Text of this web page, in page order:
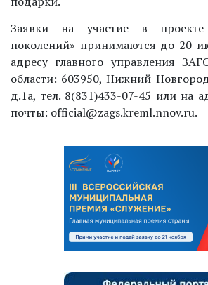
Заявки на участие в
поколений» принимаются до 20
адресу главного управления
области: 603950, Нижний
д.1а, тел. 8(831)433-07-45 или на
почты: official@zags.kreml.nnov.ru.